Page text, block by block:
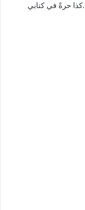
حرةً في كتابي